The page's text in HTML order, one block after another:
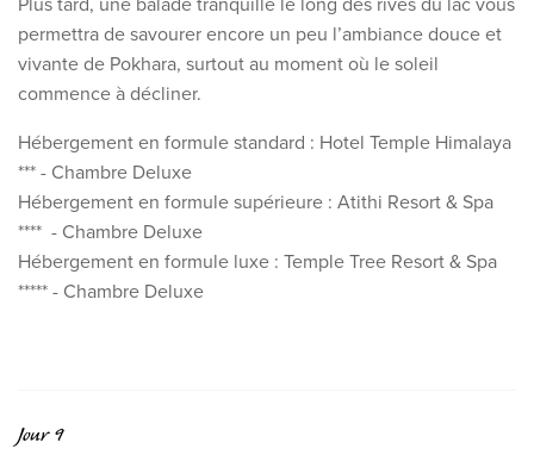
permettra de savourer encore un peu l’ambiance douce et
vivante de Pokhara, surtout au moment où le soleil
commence à décliner.
Hébergement en formule standard : Hotel Temple Himalaya
*** - Chambre Deluxe
Hébergement en formule supérieure : Atithi Resort & Spa
**** - Chambre Deluxe
Hébergement en formule luxe : Temple Tree Resort & Spa
***** - Chambre Deluxe
Jour 9